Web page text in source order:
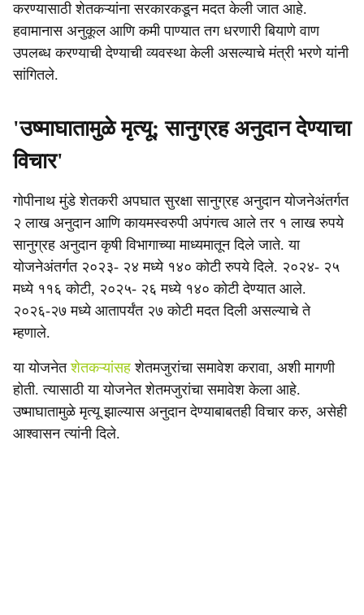
करण्यासाठी शेतकऱ्यांना सरकारकडून मदत केली जात आहे.
हवामानास अनुकूल आणि कमी पाण्यात तग धरणारी बियाणे वाण
उपलब्ध करण्याची देण्याची व्यवस्था केली असल्याचे मंत्री भरणे यांनी
सांगितले.
'उष्माघातामुळे मृत्यू; सानुग्रह अनुदान देण्याचा
विचार'
गोपीनाथ मुंडे शेतकरी अपघात सुरक्षा सानुग्रह अनुदान योजनेअंतर्गत
२ लाख अनुदान आणि कायमस्वरुपी अपंगत्व आले तर १ लाख रुपये
सानुग्रह अनुदान कृषी विभागाच्या माध्यमातून दिले जाते. या
योजनेअंतर्गत २०२३- २४ मध्ये १४० कोटी रुपये दिले. २०२४- २५
मध्ये ११६ कोटी, २०२५- २६ मध्ये १४० कोटी देण्यात आले.
२०२६-२७ मध्ये आतापर्यंत २७ कोटी मदत दिली असल्याचे ते
म्हणाले.
या योजनेतशेतकऱ्यांसह शेतमजुरांचा समावेश करावा, अशी मागणी
होती. त्यासाठी या योजनेत शेतमजुरांचा समावेश केला आहे.
उष्माघातामुळे मृत्यू झाल्यास अनुदान देण्याबाबतही विचार करु, असेही
आश्वासन त्यांनी दिले.